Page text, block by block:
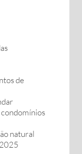
de
natural